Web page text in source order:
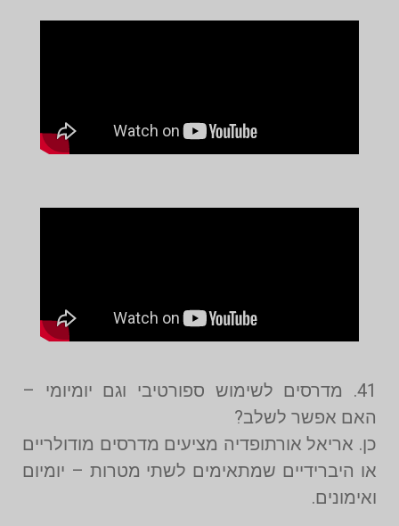
41. מדרסים לשימוש ספורטיבי וגם יומיומי –
האם אפשר לשלב?
כן. אריאל אורתופדיה מציעים מדרסים מודולריים
או היברידיים שמתאימים לשתי מטרות – יומיום
ואימונים.